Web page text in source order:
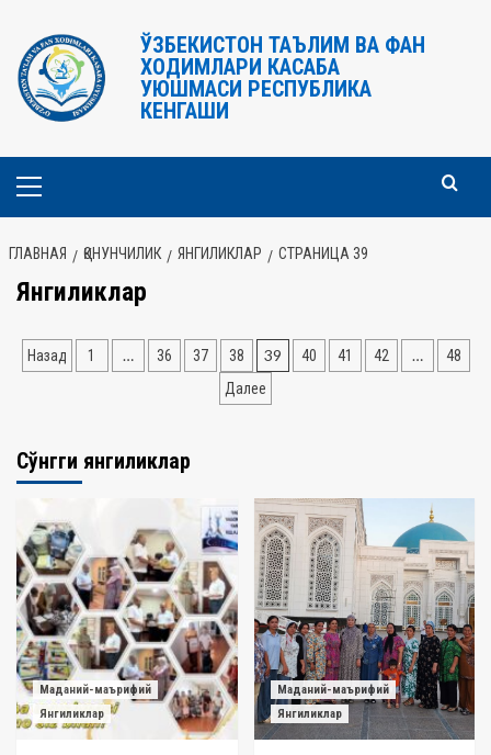
содержимому
ЎЗБЕКИСТОН ТАЪЛИМ ВА ФАН
ХОДИМЛАРИ КАСАБА
УЮШМАСИ РЕСПУБЛИКА
КЕНГАШИ
Основное
ГЛАВНАЯ ҚОНУНЧИЛИК ЯНГИЛИКЛАР СТРАНИЦА 39
Янгиликлар
Навигация
Назад 1 … 36 37 38 39 40 41 42 …
48
Далее
Сўнгги янгиликлар
Маданий-маърифий
Янгиликлар
Маданий-маърифий
Янгиликлар